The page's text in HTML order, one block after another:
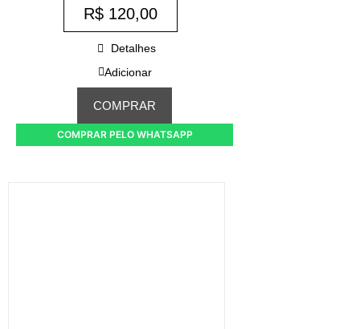
R$ 120,00
Detalhes
Adicionar
COMPRAR
COMPRAR PELO WHATSAPP